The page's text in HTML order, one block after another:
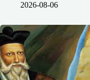
2026-08-06